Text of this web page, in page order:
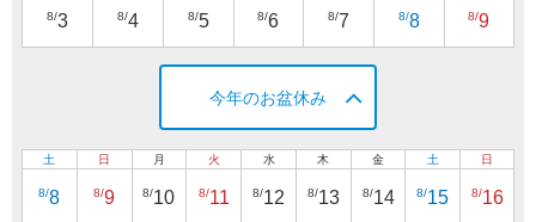
8/3 8/4 8/5 8/6 8/7 8/8 8/9
今年のお盆休み
土
8/8
日
8/9
月
8/10
火
8/11
水
8/12
木
8/13
金
8/14
土
8/15
日
8/16